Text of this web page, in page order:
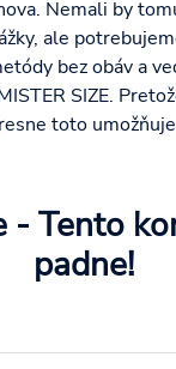
Nemali by
ale
bez obáv a
SIZE.
toto
- Tento
padne!